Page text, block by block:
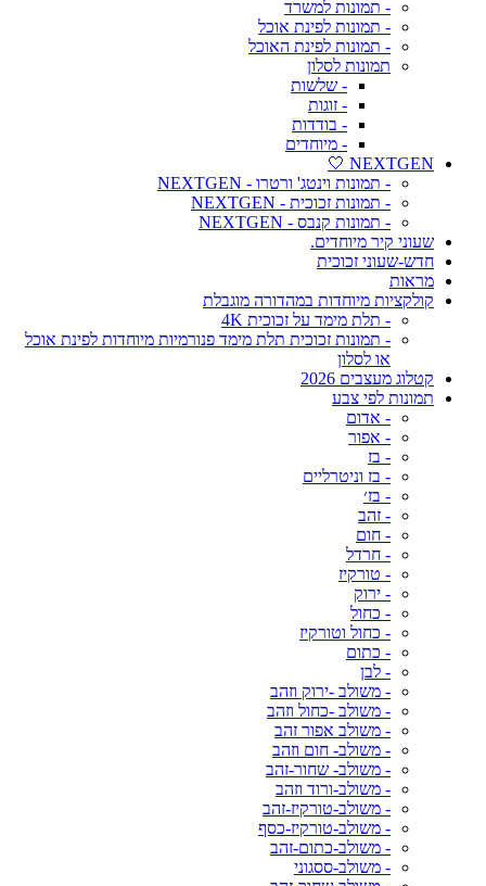
- תמונות למשרד
- תמונות לפינת אוכל
- תמונות לפינת האוכל
תמונות לסלון
- שלשות
- זוגות
- בודדות
- מיוחדים
NEXTGEN 🤍
- תמונות וינטג' ורטרו - NEXTGEN
- תמונות זכוכית - NEXTGEN
- תמונות קנבס - NEXTGEN
שעוני קיר מיוחדים.
חדש-שעוני זכוכית
מראות
קולקציות מיוחדות במהדורה מוגבלת
- תלת מימד על זכוכית 4K
- תמונות זכוכית תלת מימד פנורמיות מיוחדות לפינת אוכל
או לסלון
קטלוג מעצבים 2026
תמונות לפי צבע
- אדום
- אפור
- בז
- בז וניטרליים
- בז׳
- זהב
- חום
- חרדל
- טורקיז
- ירוק
- כחול
- כחול וטורקיז
- כתום
- לבן
- משולב -ירוק וזהב
- משולב -כחול וזהב
- משולב אפור זהב
- משולב- חום וזהב
- משולב- שחור-זהב
- משולב-ורוד וזהב
- משולב-טורקיז-זהב
- משולב-טורקיז-כסף
- משולב-כתום-זהב
- משולב-ססגוני